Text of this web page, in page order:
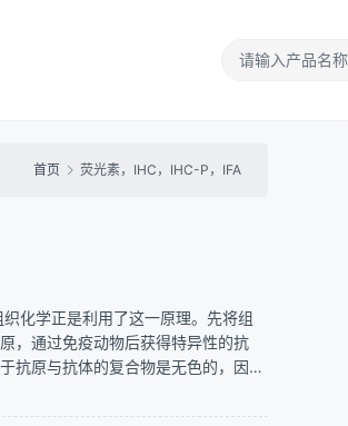
首页 荧光素，IHC，IHC-P，IFA
化学正是利用了这一原理。先将组
，通过免疫动物后获得特异性的抗
抗原与抗体的复合物是无色的，因此
…